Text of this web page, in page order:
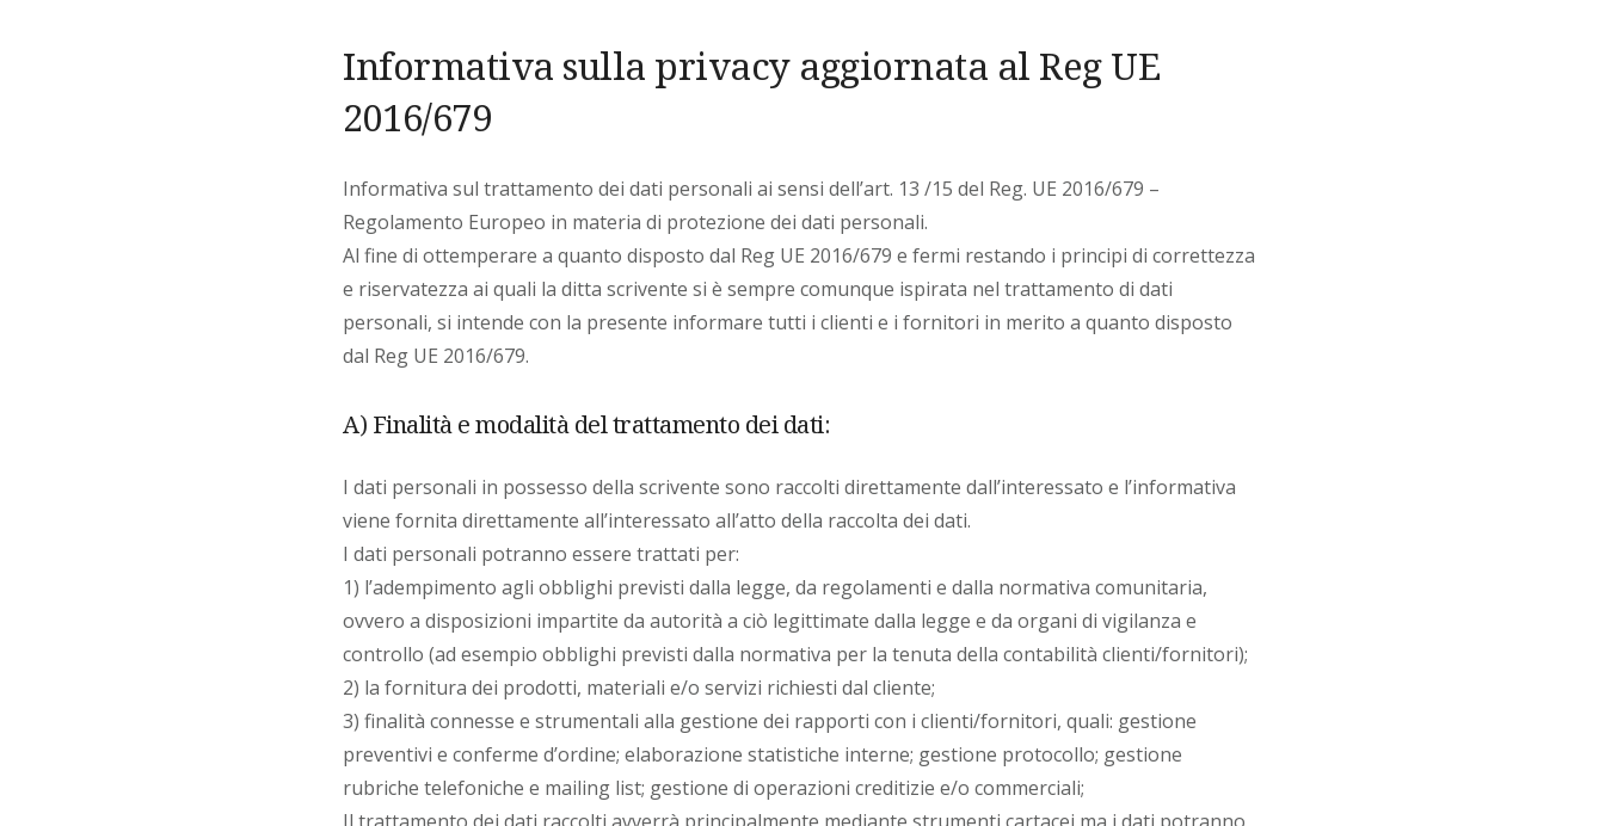
Informativa sulla privacy aggiornata al Reg UE
2016/679
Informativa sul trattamento dei dati personali ai sensi dell’art. 13 /15 del Reg. UE 2016/679 –
Regolamento Europeo in materia di protezione dei dati personali.
Al fine di ottemperare a quanto disposto dal Reg UE 2016/679 e fermi restando i principi di correttezza
e riservatezza ai quali la ditta scrivente si è sempre comunque ispirata nel trattamento di dati
personali, si intende con la presente informare tutti i clienti e i fornitori in merito a quanto disposto
dal Reg UE 2016/679.
A) Finalità e modalità del trattamento dei dati:
I dati personali in possesso della scrivente sono raccolti direttamente dall’interessato e l’informativa
viene fornita direttamente all’interessato all’atto della raccolta dei dati.
I dati personali potranno essere trattati per:
1) l’adempimento agli obblighi previsti dalla legge, da regolamenti e dalla normativa comunitaria,
ovvero a disposizioni impartite da autorità a ciò legittimate dalla legge e da organi di vigilanza e
controllo (ad esempio obblighi previsti dalla normativa per la tenuta della contabilità clienti/fornitori);
2) la fornitura dei prodotti, materiali e/o servizi richiesti dal cliente;
3) finalità connesse e strumentali alla gestione dei rapporti con i clienti/fornitori, quali: gestione
preventivi e conferme d’ordine; elaborazione statistiche interne; gestione protocollo; gestione
rubriche telefoniche e mailing list; gestione di operazioni creditizie e/o commerciali;